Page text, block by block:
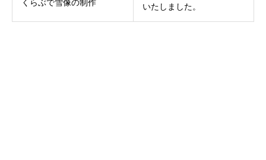
くらぶで雪像の制作
いたしました。